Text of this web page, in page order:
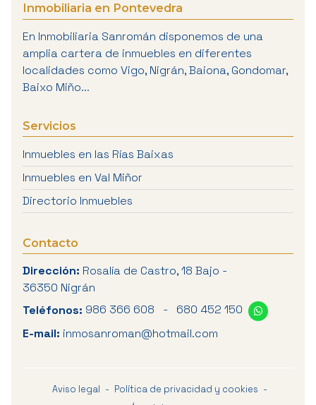
Inmobiliaria en Pontevedra
En Inmobiliaria Sanromán disponemos de una
amplia cartera de inmuebles en diferentes
localidades como Vigo, Nigrán, Baiona, Gondomar,
Baixo Miño...
Servicios
Inmuebles en las Rías Baixas
Inmuebles en Val Miñor
Directorio Inmuebles
Contacto
Dirección: Rosalía de Castro, 18 Bajo -
36350 Nigrán
Teléfonos: 986 366 608 -
680 452 150
E-mail: inmosanroman@hotmail.com
Aviso legal - Política de privacidad y cookies -